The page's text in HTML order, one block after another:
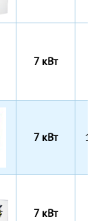
7 кВт
7 кВт
7 кВт